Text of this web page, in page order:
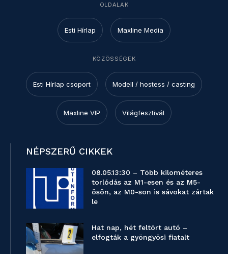
OLDALAK
Esti Hírlap Maxline Media
KÖZÖSSÉGEK
Esti Hírlap csoport Modell / hostess / casting
Maxline VIP Világfesztivál
NÉPSZERŰ CIKKEK
08.05.13:30 – Több kilométeres
torlódás az M1-esen és az M5-
ösön, az M0-son is sávokat zártak
le
Hat nap, hét feltört autó –
elfogták a gyöngyösi fiatalt